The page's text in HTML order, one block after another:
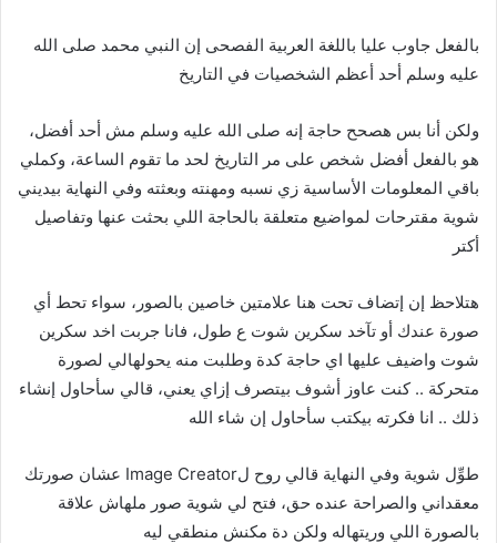
بالفعل جاوب عليا باللغة العربية الفصحى إن النبي محمد صلى الله
عليه وسلم أحد أعظم الشخصيات في التاريخ
ولكن أنا بس هصحح حاجة إنه صلى الله عليه وسلم مش أحد أفضل،
هو بالفعل أفضل شخص على مر التاريخ لحد ما تقوم الساعة، وكملي
باقي المعلومات الأساسية زي نسبه ومهنته وبعثته وفي النهاية بيديني
شوية مقترحات لمواضيع متعلقة بالحاجة اللي بحثت عنها وتفاصيل
أكتر
هتلاحظ إن إتضاف تحت هنا علامتين خاصين بالصور، سواء تحط أي
صورة عندك أو تآخد سكرين شوت ع طول، فانا جربت اخد سكرين
شوت واضيف عليها اي حاجة كدة وطلبت منه يحولهالي لصورة
متحركة .. كنت عاوز أشوف بيتصرف إزاي يعني، قالي سأحاول إنشاء
ذلك .. انا فكرته بيكتب سأحاول إن شاء الله
طوِّل شوية وفي النهاية قالي روح لImage Creator عشان صورتك
معقداني والصراحة عنده حق، فتح لي شوية صور ملهاش علاقة
بالصورة اللي وريتهاله ولكن دة مكنش منطقي ليه